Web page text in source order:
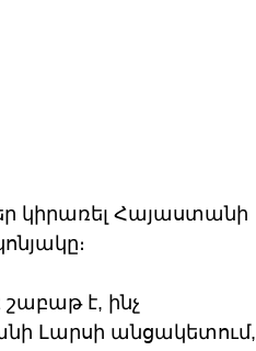
կիրառել Հայաստանի
շաբաթ է, ինչ
Լարսի անցակետում,